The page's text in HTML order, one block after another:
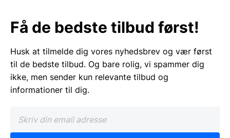
Få de bedste tilbud først!
Husk at tilmelde dig vores nyhedsbrev og vær først
til de bedste tilbud. Og bare rolig, vi spammer dig
ikke, men sender kun relevante tilbud og
informationer til dig.